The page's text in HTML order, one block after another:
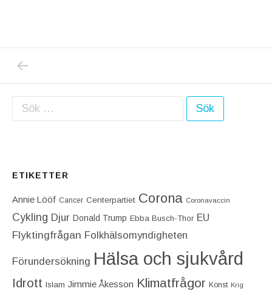
Inläggsnavigering
Sök efter:
ETIKETTER
Annie Lööf Cancer Centerpartiet‎ Corona Coronavaccin
Cykling Djur Donald Trump Ebba Busch-Thor EU
Flyktingfrågan Folkhälsomyndigheten
Förundersökning Hälsa och sjukvård
Idrott Islam Jimmie Åkesson Klimatfrågor Konst Krig